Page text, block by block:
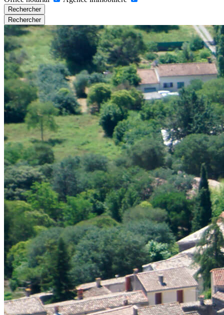
Rechercher
Rechercher